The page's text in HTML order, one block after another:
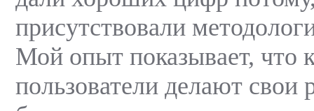
присутствовали
Мой опыт показывает, что
пользователи делают свои